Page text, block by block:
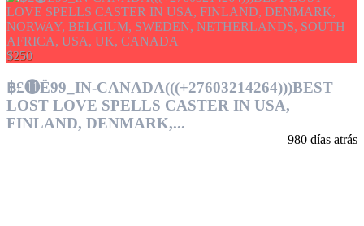
$250
฿£⓫Ё99_IN-CANADA(((+27603214264)))BEST
LOST LOVE SPELLS CASTER IN USA,
FINLAND, DENMARK,...
980 días atrás